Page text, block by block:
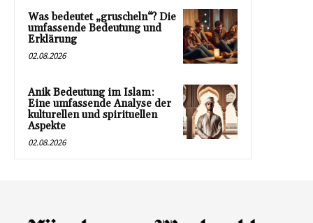
Was bedeutet „gruscheln“? Die
umfassende Bedeutung und
Erklärung
02.08.2026
Anik Bedeutung im Islam:
Eine umfassende Analyse der
kulturellen und spirituellen
Aspekte
02.08.2026